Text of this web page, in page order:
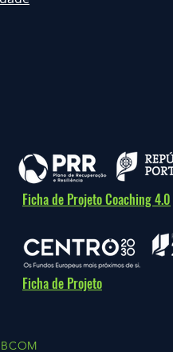
Ficha de Projeto Coaching 4.0
Ficha de Projeto